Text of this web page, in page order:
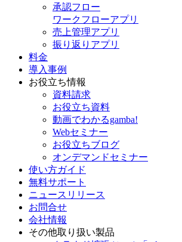
承認フロー
ワークフローアプリ
売上管理アプリ
振り返りアプリ
料金
導入事例
お役立ち情報
資料請求
お役立ち資料
動画でわかるgamba!
Webセミナー
お役立ちブログ
オンデマンドセミナー
使い方ガイド
無料サポート
ニュースリリース
お問合せ
会社情報
その他取り扱い製品